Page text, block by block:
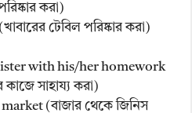
করা)
টেবিল পরিষ্কার করা)
with his/her homework
সাহায্য করা)
(বাজার থেকে জিনিস